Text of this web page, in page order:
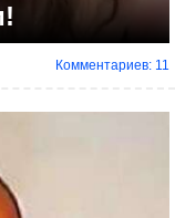
Комментариев: 11